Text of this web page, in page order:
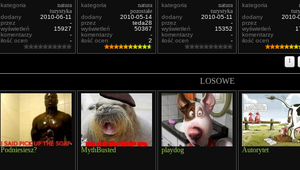
kategoria
natura
turystyka
dodany
2010-06-11
przez
-
wyświetleń
15927
komentarzy
-
ilość ocen
-
kategoria
natura
pozostałe
dodany
2010-05-14
przez
teda28
wyświetleń
50367
komentarzy
-
ilość ocen
2
kategoria
natura
turystyka
dodany
2010-05-11
przez
-
wyświetleń
15352
komentarzy
-
ilość ocen
-
kategoria
dodany
2010-
przez
wyświetleń
komentarzy
ilość ocen
1
LOSOWE
Podniesiesz? MythBusted playdog Autorytet